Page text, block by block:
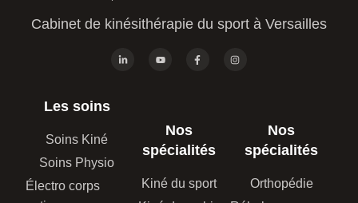
Cabinet de kinésithérapie du sport à Versailles
Les soins
Soins Kiné
Soins Physio
Électro corps
Nos
spécialités
Kiné du sport
Nos
spécialités
Orthopédie